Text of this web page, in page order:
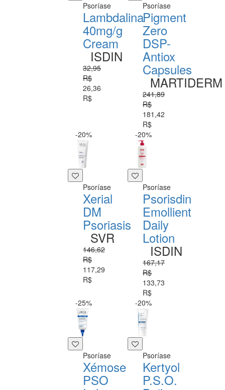
Psoríase
Lambdalina
40mg/g
Cream
ISDIN
32,95
R$
26,36
R$
Psoríase
Pigment
Zero
DSP-
Antiox
Capsules
MARTIDERM
241,89
R$
181,42
R$
-20%
Psoríase
Xerial
DM
Psoriasis
SVR
146,62
R$
117,29
R$
-20%
Psoríase
Psorisdin
Emollient
Daily
Lotion
ISDIN
167,17
R$
133,73
R$
-25%
Psoríase
Xémose
PSO
-20%
Psoríase
Kertyol
P.S.O.